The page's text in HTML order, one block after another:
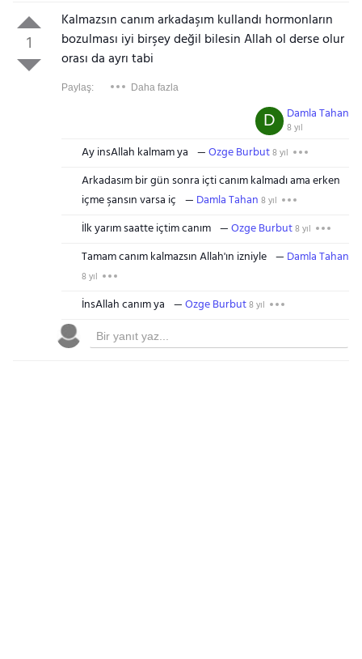
1
Kalmazsın canım arkadaşım kullandı hormonların
bozulması iyi birşey değil bilesin Allah ol derse olur
orası da ayrı tabi
Paylaş: Daha fazla
Damla Tahan
8 yıl
D
Ay insAllah kalmam ya Ozge Burbut8 yıl
Arkadasım bir gün sonra içti canım kalmadı ama erken
içme şansın varsa iç
Damla Tahan 8 yıl
İlk yarım saatte içtim canım Ozge Burbut8 yıl
Tamam canım kalmazsın Allah'ın izniyle Damla Tahan
8 yıl
İnsAllah canım ya Ozge Burbut8 yıl